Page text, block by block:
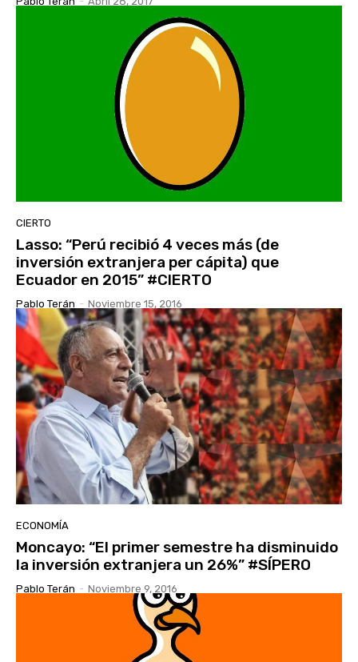
CIERTO
Lasso: “Perú recibió 4 veces más (de
inversión extranjera per cápita) que
Ecuador en 2015” #CIERTO
Pablo Terán - Noviembre 15, 2016
ECONOMÍA
Moncayo: “El primer semestre ha disminuido
la inversión extranjera un 26%” #SÍPERO
Pablo Terán - Noviembre 9, 2016